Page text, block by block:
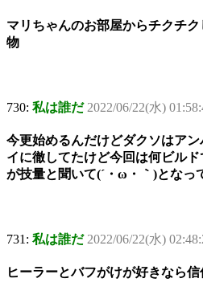
マリちゃんのお部屋からチクチ
物
730: 私は誰だ 2022/06/22(水)
今更始めるんだけどダクソはア
イに徹してたけど今回は何ビル
が技量と聞いて(´・ω・｀)となっ
731: 私は誰だ 2022/06/22(水)
ヒーラーとバフがけが好きなら